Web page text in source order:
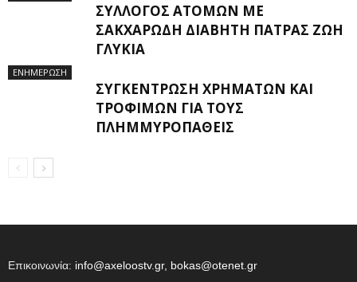
ΣΎΛΛΟΓΟΣ ΑΤΌΜΩΝ ΜΕ
ΣΑΚΧΑΡΏΔΗ ΔΙΑΒΉΤΗ ΠΆΤΡΑΣ ΖΩΗ
ΓΛΥΚΙΑ
ΕΝΗΜΕΡΩΣΗ
ΣΥΓΚΈΝΤΡΩΣΗ ΧΡΗΜΆΤΩΝ ΚΑΙ
ΤΡΟΦΊΜΩΝ ΓΙΑ ΤΟΥΣ
ΠΛΗΜΜΥΡΟΠΑΘΕΊΣ
Επικοινωνία: info@axeloostv.gr, bokas@otenet.gr